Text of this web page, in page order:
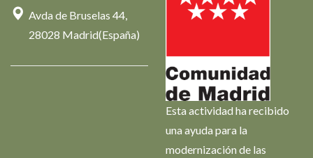
Avda de Bruselas 44,
28028 Madrid(España)
Esta actividad ha recibido
una ayuda para la
modernización de las